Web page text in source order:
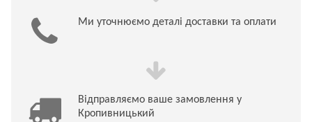
Ми уточнюємо деталі доставки та оплати
Відправляємо ваше замовлення у
Кропивницький